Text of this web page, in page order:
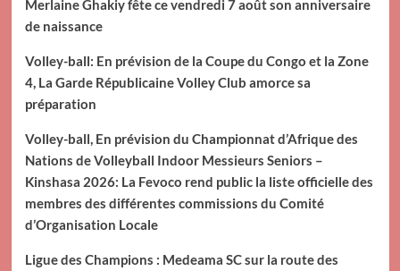
Merlaine Ghakiy fête ce vendredi 7 août son anniversaire
de naissance
Volley-ball: En prévision de la Coupe du Congo et la Zone
4, La Garde Républicaine Volley Club amorce sa
préparation
Volley-ball, En prévision du Championnat d’Afrique des
Nations de Volleyball Indoor Messieurs Seniors –
Kinshasa 2026: La Fevoco rend public la liste officielle des
membres des différentes commissions du Comité
d’Organisation Locale
Ligue des Champions : Medeama SC sur la route des